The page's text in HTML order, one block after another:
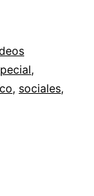
,
, sociales,